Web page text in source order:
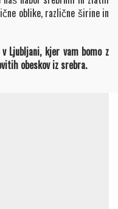
oblike, različne širine in
Ljubljani, kjer vam bomo z
obeskov iz srebra.